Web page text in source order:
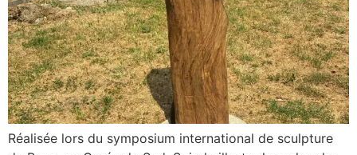
Réalisée lors du symposium international de sculpture